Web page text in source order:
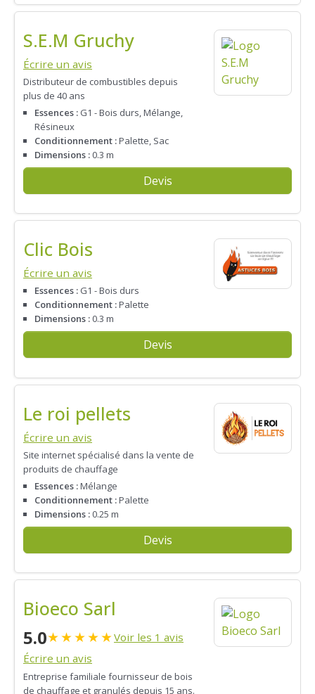
S.E.M Gruchy
Écrire un avis
Distributeur de combustibles depuis
plus de 40 ans
Essences : G1 - Bois durs, Mélange,
Résineux
Conditionnement :Palette, Sac
Dimensions : 0.3 m
Devis
Clic Bois
Écrire un avis
Essences : G1 - Bois durs
Conditionnement :Palette
Dimensions : 0.3 m
Devis
Le roi pellets
Écrire un avis
Site internet spécialisé dans la vente de
produits de chauffage
Essences :Mélange
Conditionnement :Palette
Dimensions : 0.25 m
Devis
Bioeco Sarl
5.0★★★★★Voir les 1 avis
Écrire un avis
Entreprise familiale fournisseur de bois
de chauffage et granulés depuis 15 ans.